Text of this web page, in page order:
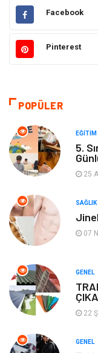
Bakım Güzellik
Hukuk
Bilgisayar & Yazılım
Yemek
Emlak
Bebek Giyim
Facebook
Pinterest
POPÜLER
EĞITIM
5.
25
SAĞLIK
07
GENEL
22
GENEL